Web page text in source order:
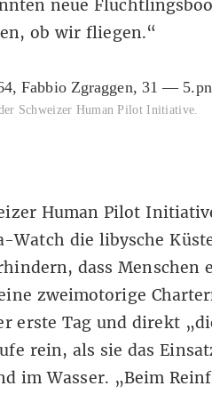
neue
ob wir fliegen.“
Schweizer Human Pilot Initiative.
Human Pilot
Watch die libysche
dass Menschen
zweimotorige
erste Tag und direkt
rein, als sie das
im Wasser. „Beim